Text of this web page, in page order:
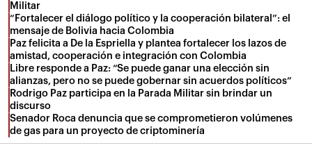
Militar
“Fortalecer el diálogo político y la cooperación bilateral”: el
mensaje de Bolivia hacia Colombia
Paz felicita a De la Espriella y plantea fortalecer los lazos de
amistad, cooperación e integración con Colombia
Libre responde a Paz: “Se puede ganar una elección sin
alianzas, pero no se puede gobernar sin acuerdos políticos”
Rodrigo Paz participa en la Parada Militar sin brindar un
discurso
Senador Roca denuncia que se comprometieron volúmenes
de gas para un proyecto de criptominería